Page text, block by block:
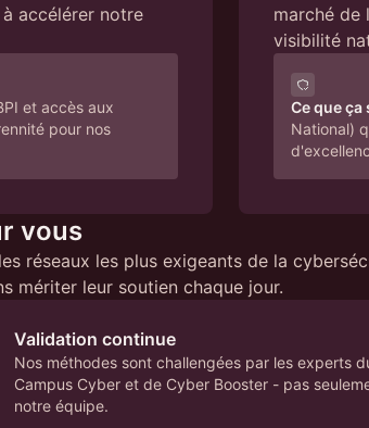
accélérer notre
et accès aux
pour nos
marché de
visibilité
Ce que
National)
vous
réseaux les plus exigeants de la
mériter leur soutien chaque jour.
Validation continue
Nos méthodes sont challengées par les experts
Campus Cyber et de Cyber Booster - pas
notre équipe.